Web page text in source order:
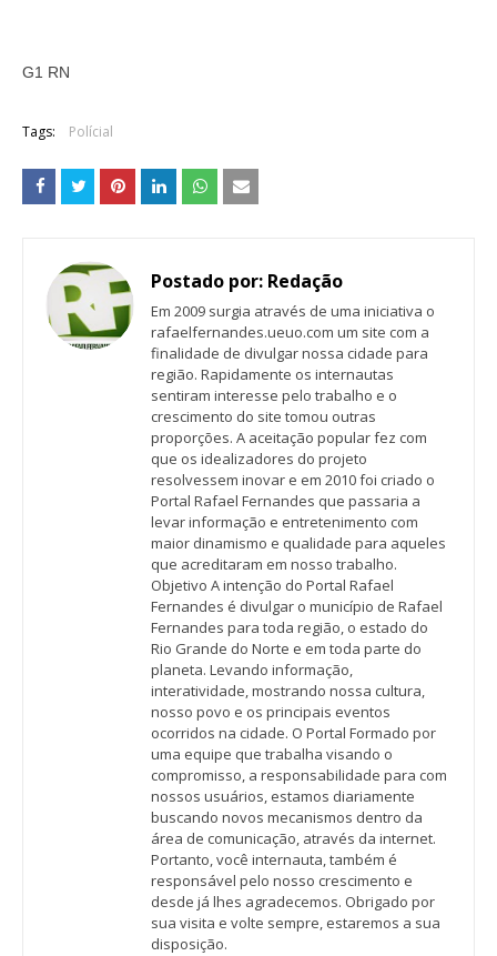
G1 RN
Tags: Polícial
Postado por: Redação
Em 2009 surgia através de uma iniciativa o
rafaelfernandes.ueuo.com um site com a
finalidade de divulgar nossa cidade para
região. Rapidamente os internautas
sentiram interesse pelo trabalho e o
crescimento do site tomou outras
proporções. A aceitação popular fez com
que os idealizadores do projeto
resolvessem inovar e em 2010 foi criado o
Portal Rafael Fernandes que passaria a
levar informação e entretenimento com
maior dinamismo e qualidade para aqueles
que acreditaram em nosso trabalho.
Objetivo A intenção do Portal Rafael
Fernandes é divulgar o município de Rafael
Fernandes para toda região, o estado do
Rio Grande do Norte e em toda parte do
planeta. Levando informação,
interatividade, mostrando nossa cultura,
nosso povo e os principais eventos
ocorridos na cidade. O Portal Formado por
uma equipe que trabalha visando o
compromisso, a responsabilidade para com
nossos usuários, estamos diariamente
buscando novos mecanismos dentro da
área de comunicação, através da internet.
Portanto, você internauta, também é
responsável pelo nosso crescimento e
desde já lhes agradecemos. Obrigado por
sua visita e volte sempre, estaremos a sua
disposição.